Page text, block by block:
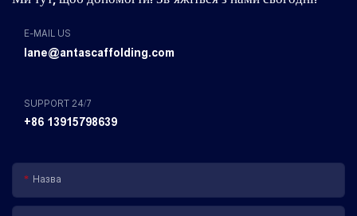
E-MAIL US
lane@antascaffolding.com
SUPPORT 24/7
+86 13915798639
Назва